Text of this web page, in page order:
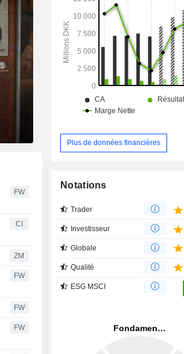
FW
CI
ZM
FW
FW
FW
Plus de données financières
Notations
Trader
Investisseur
Globale
Qualité
ESG MSCI